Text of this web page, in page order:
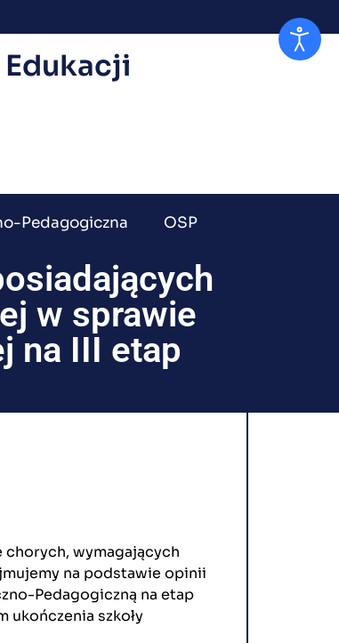
Edukacji
Pedagogiczna OSP
w sprawie
na III etap
wymagających
na podstawie opinii
Pedagogiczną na etap
ukończenia szkoły